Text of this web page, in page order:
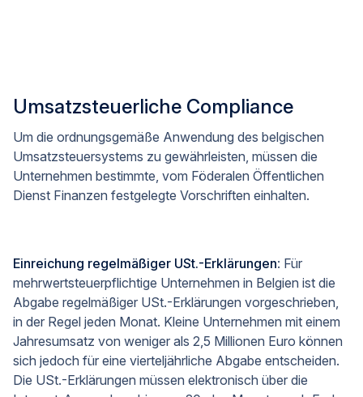
Umsatzsteuerliche Compliance
Um die ordnungsgemäße Anwendung des belgischen
Umsatzsteuersystems zu gewährleisten, müssen die
Unternehmen bestimmte, vom Föderalen Öffentlichen
Dienst Finanzen festgelegte Vorschriften einhalten.
Einreichung regelmäßiger USt.-Erklärungen: Für
mehrwertsteuerpflichtige Unternehmen in Belgien ist die
Abgabe regelmäßiger USt.-Erklärungen vorgeschrieben,
in der Regel jeden Monat. Kleine Unternehmen mit einem
Jahresumsatz von weniger als 2,5 Millionen Euro können
sich jedoch für eine vierteljährliche Abgabe entscheiden.
Die USt.-Erklärungen müssen elektronisch über die